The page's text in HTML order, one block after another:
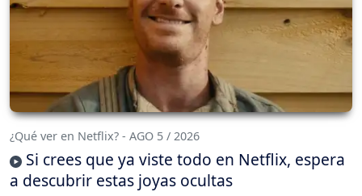
¿Qué ver en Netflix? - AGO 5 / 2026
Si crees que ya viste todo en Netflix, espera
a descubrir estas joyas ocultas